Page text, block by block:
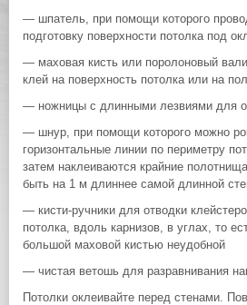
— шпатель, при помощи которого
подготовку поверхности потолка под
— маховая кисть или поролоновый
клей на поверхность потолка или на
— ножницы с длинными лезвиями для
— шнур, при помощи которого можно
горизонтальные линии по периметру
затем наклеиваются крайние
быть на 1 м длиннее самой длинной
— кисти-ручники для отводки
потолка, вдоль карнизов, в углах, то
большой маховой кистью неудобной
— чистая ветошь для разравнивания
Потолки оклеивайте перед стенами.